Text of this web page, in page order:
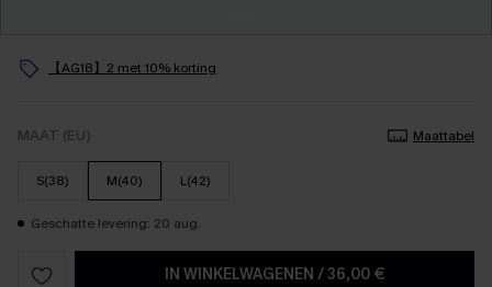
【AG18】2 met 10% korting
MAAT (EU) Maattabel
S(38) M(40) L(42)
Geschatte levering: 20 aug.
IN WINKELWAGENEN /36,00 €